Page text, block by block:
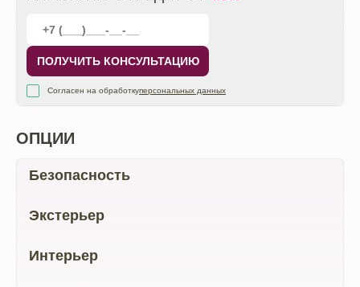
ПОЛУЧИТЬ КОНСУЛЬТАЦИЮ
Согласен на обработкуперсональных данных
ОПЦИИ
Безопасность
Экстерьер
Интерьер